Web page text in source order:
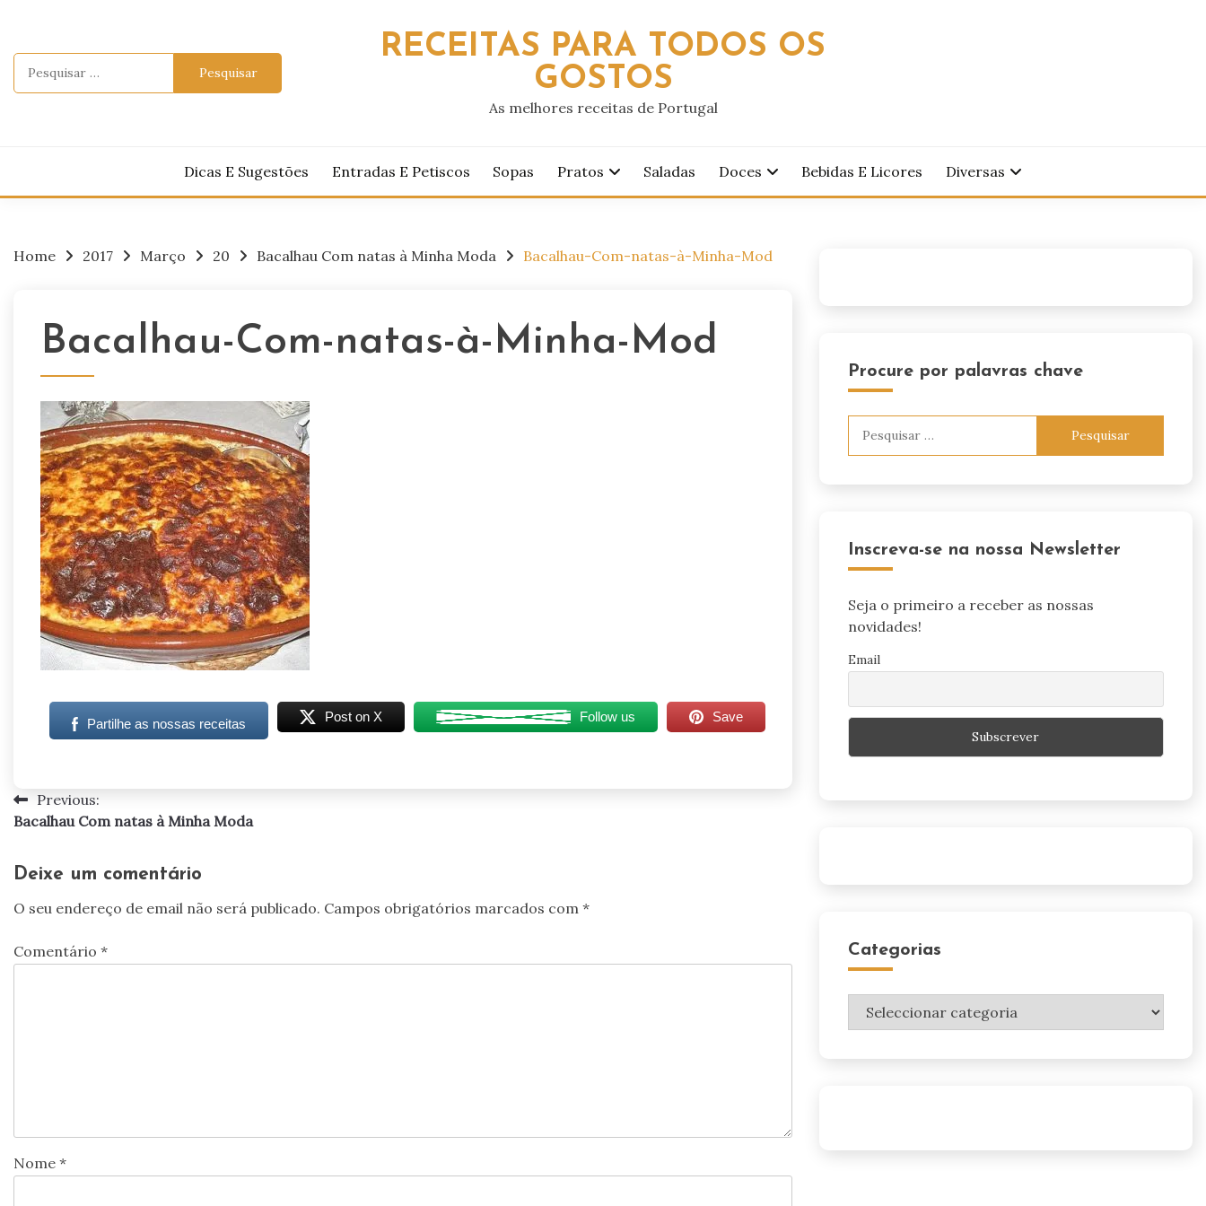
content
RECEITAS PARA TODOS OS
GOSTOS
As melhores receitas de Portugal
Dicas E Sugestões Entradas E Petiscos Sopas Pratos Saladas Doces Bebidas E Licores Diversas
Home 2017 Março 20 Bacalhau Com natas à Minha Moda Bacalhau-Com-natas-à-Minha-Mod
Bacalhau-Com-natas-à-Minha-Mod
Partilhe as nossas receitas Post on X Follow us Save
Navegação
artigos
Previous:
Bacalhau Com natas à Minha Moda
Deixe um comentário
O seu endereço de email não será publicado. Campos obrigatórios marcados com *
Comentário *
Nome *
Procure por palavras chave
Inscreva-se na nossa Newsletter
Seja o primeiro a receber as nossas
novidades!
Email
Categorias
Categorias